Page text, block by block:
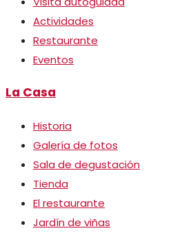
Actividades
Restaurante
Eventos
La Casa
Historia
Galería de fotos
Sala de degustación
Tienda
El restaurante
Jardín de viñas